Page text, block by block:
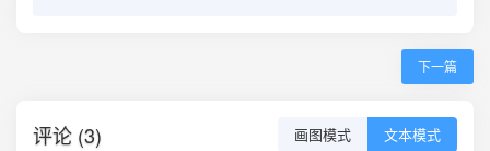
下一篇
评论 (3) 画图模式 文本模式